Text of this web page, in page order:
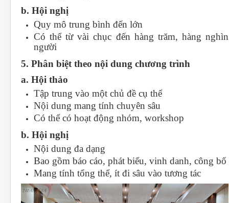
b. Hội nghị
Quy mô trung bình đến lớn
Có thể từ vài chục đến hàng trăm, hàng nghìn
người
5. Phân biệt theo nội dung chương trình
a. Hội thảo
Tập trung vào một chủ đề cụ thể
Nội dung mang tính chuyên sâu
Có thể có hoạt động nhóm, workshop
b. Hội nghị
Nội dung đa dạng
Bao gồm báo cáo, phát biểu, vinh danh, công bố
Mang tính tổng thể, ít đi sâu vào tương tác